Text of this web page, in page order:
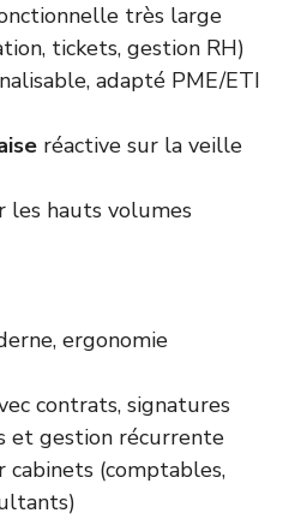
très large
tickets, gestion RH)
adapté PME/ETI
réactive sur la veille
les hauts volumes
ergonomie
contrats, signatures
et gestion récurrente
(comptables,